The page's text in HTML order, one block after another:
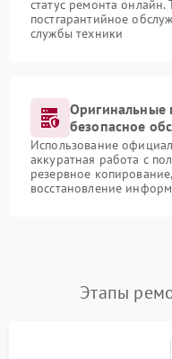
статус ремонта онлайн.
постгарантийное
службы техники
Оригинальные
безопасное
Использование
аккуратная работа с
резервное
восстановление
Этапы